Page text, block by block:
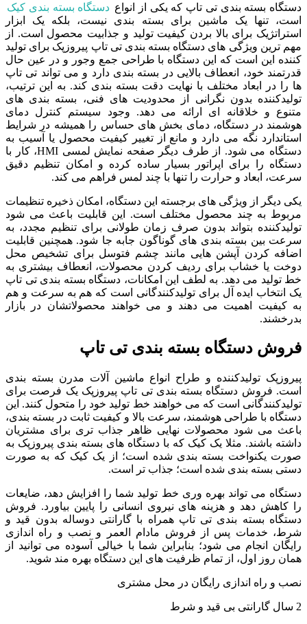
دستگاه بسته بندی تی تاپ که یکی از انواع دستگاه بسته بندی کیک
است، تنها یک ماشین برای بسته بندی نیست، بلکه یک ابزار
استراتژیک برای بالا بردن کیفیت تولید و جذابیت محصول است. از
مهم ترین ویژگی های دستگاه بسته بندی تی تاپ پیروزپک برای تولید
کننده این است که این دستگاه با طراحی جمع وجور و در عین حال
قدرتمند خود، انعطاف بالایی در بسته بندی دارد و می تواند تی تاپ
ها را در ابعاد مختلف با نهایت دقت بسته بندی کند. به این ترتیب،
تولیدکننده بدون نگرانی از محدودیت های فنی، بسته بندی های
متنوع و خلاقانه ای ارائه می دهد. وجود سیستم کنترل دمای
هوشمند در دستگاه، دمای بخش های حساس را همیشه در شرایط
استاندارد نگه می دارد و مانع از تغییر کیفیت محصول یا آسیب به
دستگاه می شود. از طرف دیگر صفحه نمایش لمسی HMI، کار با
دستگاه را برای اپراتور بسیار ساده کرده و امکان تنظیم دقیق
سرعت، ابعاد و حرارت را تنها با چند لمس فراهم می کند.
یکی دیگر از ویژگی های برجسته این دستگاه، امکان ذخیره تنظیمات
مربوط به چند محصول مختلف است. این قابلیت باعث می شود
تولیدکننده بتواند بدون صرف زمان طولانی برای تنظیم مجدد، به
سرعت بین بسته بندی های گوناگون جابه جا شود. همچنین قابلیت
اضافه کردن آپشن هایی مانند چشم فتوسل برای تشخیص محل
دوخت یا خشاب برای ردیف کردن محصولات، انعطاف بیشتری به
خط تولید می دهد. به لطف این امکانات، دستگاه بسته بندی تی تاپ
یک انتخاب ایده آل برای تولیدکنندگانی است که هم به سرعت و هم
به کیفیت اهمیت می دهند و می خواهند محصولاتشان در بازار
بدرخشند.
فروش دستگاه بسته بندی تی تاپ
پیروزپک تولیدکننده و طراح انواع ماشین آلات مدرن بسته بندی
است. فروش دستگاه بسته بندی تی تاپ پیروزپک یک فرصت برای
تولیدکنندگانی است که می خواهند خط تولید خود را متحول کنند. این
دستگاه با طراحی هوشمند، سرعت بالا و کیفیت ثابت در بسته بندی،
باعث می شود محصولات نهایی ظاهر جذاب تری برای مشتریان
داشته باشند. مثلا یک کیک که با دستگاه های بسته بندی پیروزپک به
صورت یکنواخت بسته بندی شده است؛ از یک کیک که به صورت
دستی بسته بندی شده است؛ جذاب تر است.
دستگاه می تواند بهره وری خط تولید شما را افزایش دهد، ضایعات
را کاهش دهد و هزینه های نیروی انسانی را پایین بیاورد. فروش
دستگاه بسته بندی تی تاپ همراه با گارانتی دوساله بدون قید و
شرط، خدمات پس از فروش مادام العمر و نصب و راه اندازی
رایگان انجام می شود؛ بنابراین شما با خیالی آسوده می توانید از
همان روز اول، از تمام ظرفیت های این دستگاه بهره مند شوید.
نصب و راه اندازی رایگان در محل مشتری
2 سال گارانتی بی قید و شرط